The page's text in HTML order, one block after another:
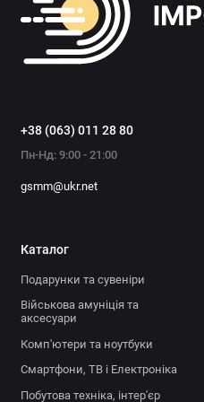
+38 (063) 011 28 80
Пн-Нд: 9:00 - 21:00
gsmm@ukr.net
Каталог
Подарунки та сувеніри
Військова амуніція та
аксесуари
Комп'ютери та ноутбуки
Смартфони, ТВ і Електроніка
Побутова техніка, інтер'єр